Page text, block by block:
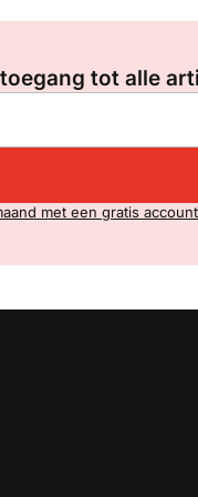
tot alle
met een gratis account